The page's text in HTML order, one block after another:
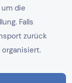
die
Falls
zurück